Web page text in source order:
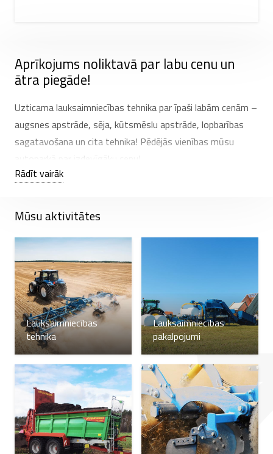
Aprīkojums noliktavā par labu cenu un
ātra piegāde!
Uzticama lauksaimniecības tehnika par īpaši labām cenām –
augsnes apstrāde, sēja, kūtsmēslu apstrāde, lopbarības
sagatavošana un cita tehnika! Pēdējās vienības mūsu
autoparkā par izdevīgāku cenu!
Visu jauno aprīkojumu darbam piegādājam ar savu
servisu.
Rādīt vairāk
Mūsu aktivitātes
Lauksaimniecības
tehnika
Lauksaimniecības
pakalpojumi